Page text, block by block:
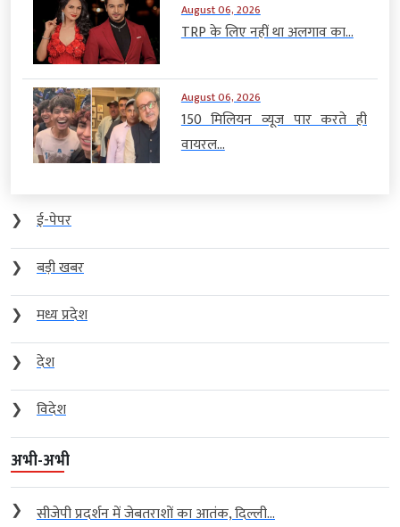
August 06, 2026
TRP के लिए नहीं था अलगाव का...
August 06, 2026
150 मिलियन व्यूज पार करते ही
वायरल...
❯
ई-पेपर
❯
बड़ी खबर
❯
मध्य प्रदेश
❯
देश
❯
विदेश
अभी-अभी
❯ सीजेपी प्रदर्शन में जेबतराशों का आतंक, दिल्ली...